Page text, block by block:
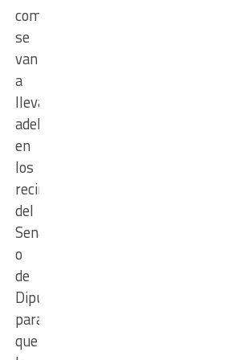
comisiones
se
van
a
llevar
adelante
en
los
recintos
del
Senado
o
de
Diputados
para
que